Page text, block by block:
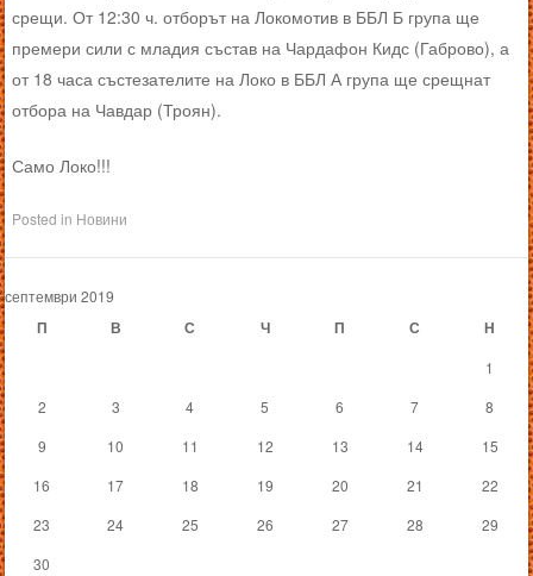
срещи. От 12:30 ч. отборът на Локомотив в ББЛ Б група ще
премери сили с младия състав на Чардафон Кидс (Габрово), а
от 18 часа състезателите на Локо в ББЛ А група ще срещнат
отбора на Чавдар (Троян).
Само Локо!!!
Posted in Новини
септември 2019
П В С Ч П С Н
1
2
3 4 5 6 7
8
9
10 11 12 13 14
15
16
17 18 19 20 21
22
23
24 25 26 27 28
29
30